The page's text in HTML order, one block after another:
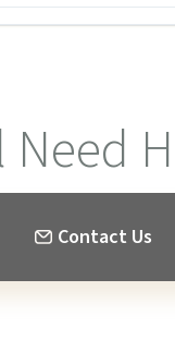
Need
Contact Us